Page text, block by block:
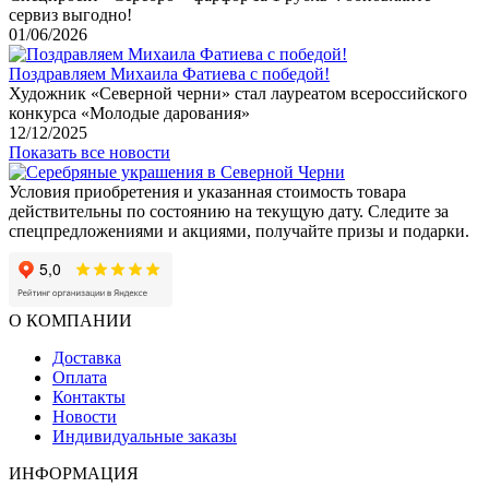
сервиз выгодно!
01/06/2026
Поздравляем Михаила Фатиева c победой!
Художник «Северной черни» стал лауреатом всероссийского
конкурса «Молодые дарования»
12/12/2025
Показать все новости
Условия приобретения и указанная стоимость товара
действительны по состоянию на текущую дату. Следите за
спецпредложениями и акциями, получайте призы и подарки.
О КОМПАНИИ
Доставка
Оплата
Контакты
Новости
Индивидуальные заказы
ИНФОРМАЦИЯ